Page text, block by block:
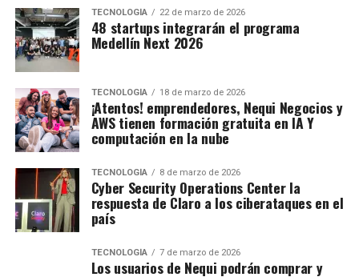
TECNOLOGÍA 22 de marzo de 2026
48 startups integrarán el programa
Medellín Next 2026
TECNOLOGÍA 18 de marzo de 2026
¡Atentos! emprendedores, Nequi Negocios y
AWS tienen formación gratuita en IA Y
computación en la nube
TECNOLOGÍA 8 de marzo de 2026
Cyber Security Operations Center la
respuesta de Claro a los ciberataques en el
país
TECNOLOGÍA 7 de marzo de 2026
Los usuarios de Nequi podrán comprar y